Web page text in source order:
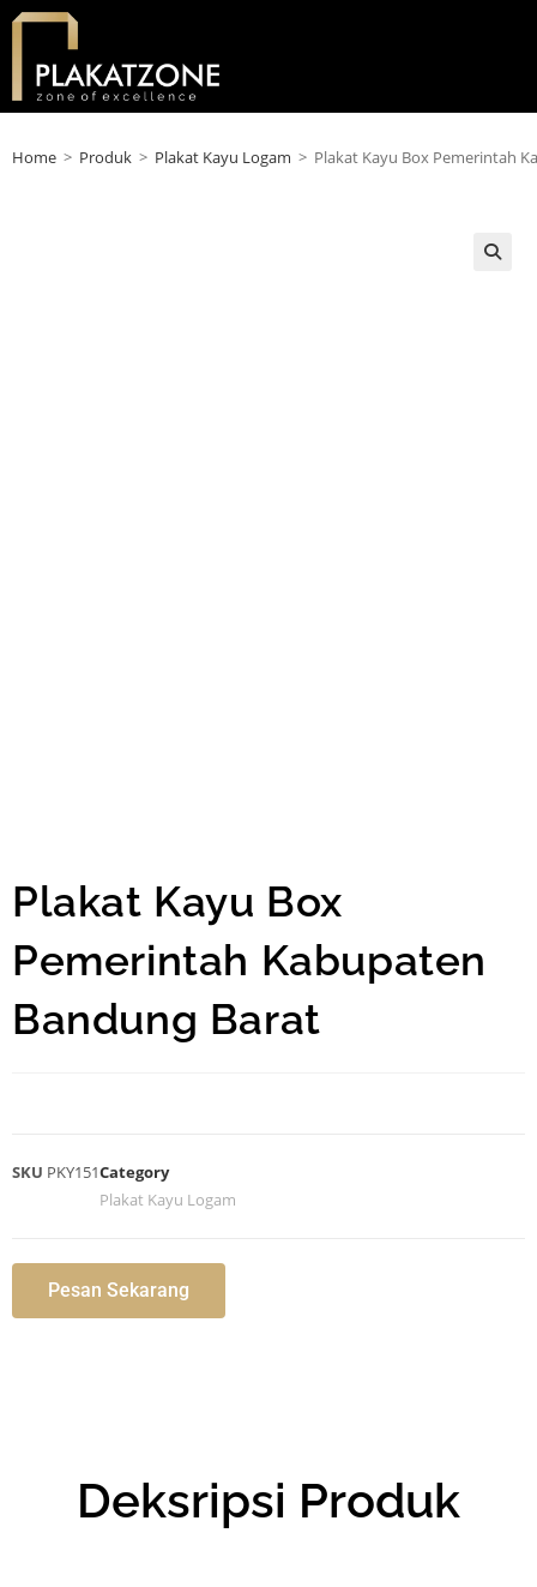
Home > Produk > Plakat Kayu Logam > Plakat Kayu Box Pemerintah
Plakat Kayu Box
Pemerintah Kabupaten
Bandung Barat
SKU PKY151Category
Plakat Kayu Logam
Pesan Sekarang
Deksripsi Produk